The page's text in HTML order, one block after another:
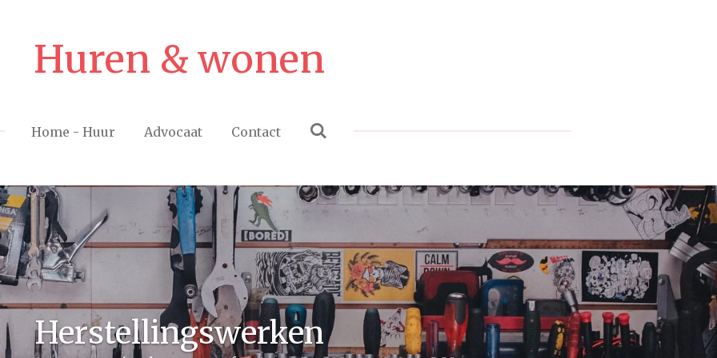
Huren & wonen
Home - Huur Advocaat Contact
Herstellingswerken